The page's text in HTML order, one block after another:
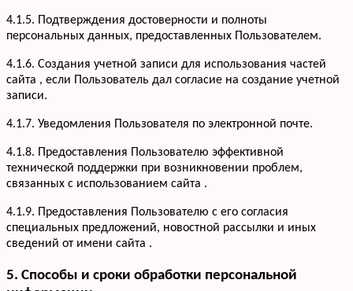
Услуги
Офисная мебель
Шкафы-купе
Гардеробные
Детская мебель
Портфолио
Акции
О компании
Вакансии
Отзывы
Информация
4.1.5. Подтверждения достоверности и полноты
персональных данных, предоставленных Пользователем.
4.1.6. Создания учетной записи для использования частей
сайта , если Пользователь дал согласие на создание учетной
записи.
4.1.7. Уведомления Пользователя по электронной почте.
4.1.8. Предоставления Пользователю эффективной
технической поддержки при возникновении проблем,
связанных с использованием сайта .
4.1.9. Предоставления Пользователю с его согласия
специальных предложений, новостной рассылки и иных
сведений от имени сайта .
5. Способы и сроки обработки персональной